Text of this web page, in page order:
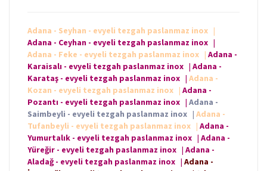
Adana - Seyhan - evyeli tezgah paslanmaz inox |
Adana - Ceyhan - evyeli tezgah paslanmaz inox |
Adana - Feke - evyeli tezgah paslanmaz inox | Adana -
Karaisalı - evyeli tezgah paslanmaz inox | Adana -
Karataş - evyeli tezgah paslanmaz inox | Adana -
Kozan - evyeli tezgah paslanmaz inox | Adana -
Pozantı - evyeli tezgah paslanmaz inox | Adana -
Saimbeyli - evyeli tezgah paslanmaz inox | Adana -
Tufanbeyli - evyeli tezgah paslanmaz inox | Adana -
Yumurtalık - evyeli tezgah paslanmaz inox | Adana -
Yüreğir - evyeli tezgah paslanmaz inox | Adana -
Aladağ - evyeli tezgah paslanmaz inox | Adana -